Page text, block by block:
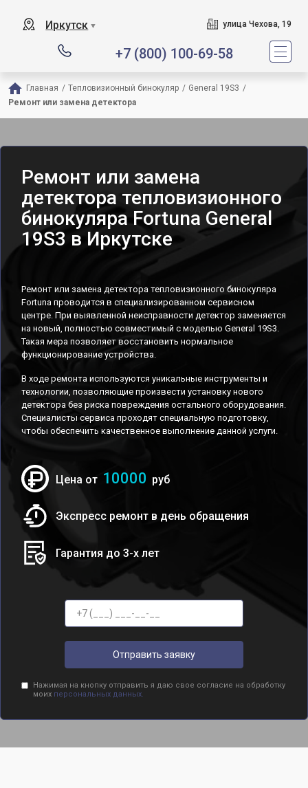
Иркутск ▼ улица Чехова, 19
+7 (800) 100-69-58
Главная / Тепловизионный бинокуляр / General 19S3 /
Ремонт или замена детектора
Ремонт или замена
детектора тепловизионного
бинокуляра Fortuna General
19S3 в Иркутске
Ремонт или замена детектора тепловизионного бинокуляра
Fortuna проводится в специализированном сервисном
центре. При выявленной неисправности детектор заменяется
на новый, полностью совместимый с моделью General 19S3.
Такая мера позволяет восстановить нормальное
функционирование устройства.
В ходе ремонта используются уникальные инструменты и
технологии, позволяющие произвести установку нового
детектора без риска повреждения остального оборудования.
Специалисты сервиса проходят специальную подготовку,
чтобы обеспечить качественное выполнение данной услуги.
Цена от 10000 руб
Экспресс ремонт в день обращения
Гарантия до 3-х лет
Отправить заявку
Нажимая на кнопку отправить я даю свое согласие на обработку
моих персональных данных.